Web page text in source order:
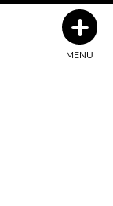
MENU